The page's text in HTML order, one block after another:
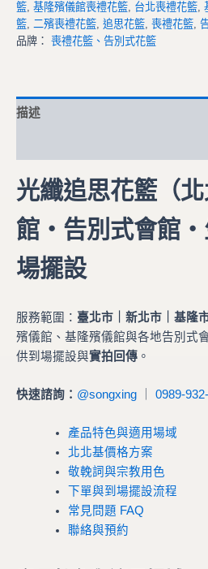
籃, 基隆殯儀館喪禮花籃, 台北喪禮花籃,
籃, 二殯喪禮花籃, 追思花籃, 喪禮花籃,
品牌： 喪禮花籃、告別式花籃
描述
光纖追思花籃（
館・告別式會館
場擺設
服務範圍： 臺北市｜新北市｜基隆
殯儀館、基隆殯儀館與各地告別式
供到場擺設與實拍回傳 。
快速諮詢： @songxing 0989-
產品特色與適用場域
北北基價格方案
敬輓詞與宗教用色
下單與到場擺設流程
常見問題 FAQ
聯絡與預約